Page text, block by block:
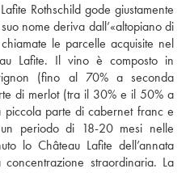
Rothschild gode giustamente
nome deriva dall’«altopiano di
le parcelle acquisite nel
Lafite. Il vino è composto in
(fino al 70% a seconda
di merlot (tra il 30% e il 50% a
piccola parte di cabernet franc e
periodo di 18-20 mesi nelle
lo Château Lafite dell’annata
straordinaria. La